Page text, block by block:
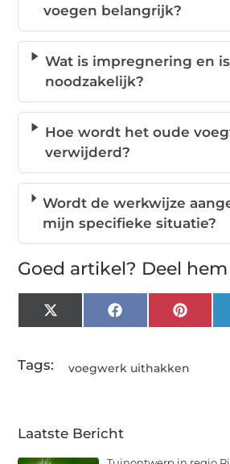
voegen belangrijk?
Wat is impregnering en
noodzakelijk?
Hoe wordt het oude
verwijderd?
Wordt de werkwijze
mijn specifieke situatie?
Goed artikel? Deel
X
(Twitter)
Facebook
Tags: voegwerk uithakken
Laatste Bericht